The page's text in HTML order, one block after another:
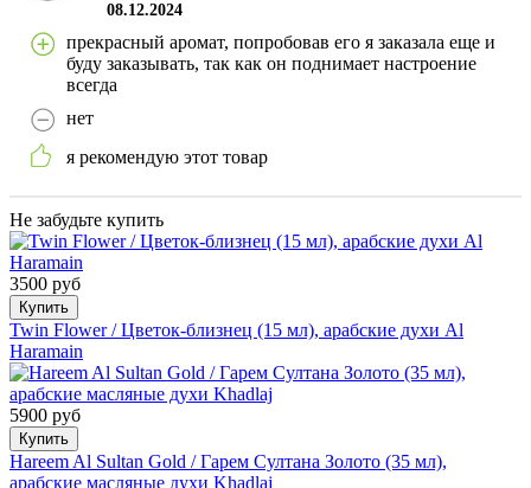
08.12.2024
прекрасный аромат, попробовав его я заказала еще и
буду заказывать, так как он поднимает настроение
всегда
нет
я рекомендую этот товар
Не забудьте купить
3500 руб
Купить
Twin Flower / Цветок-близнец (15 мл), арабские духи Al
Haramain
5900 руб
Купить
Hareem Al Sultan Gold / Гарем Султана Золото (35 мл),
арабские масляные духи Khadlaj